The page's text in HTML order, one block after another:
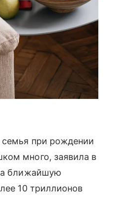
при рождении
много, заявила в
ближайшую
10 триллионов